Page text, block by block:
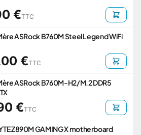
€TTC
ASRock B760M Steel Legend WiFi
€TTC
ASRock B760M-H2/M.2 DDR5
€TTC
Z890M GAMING X motherboard